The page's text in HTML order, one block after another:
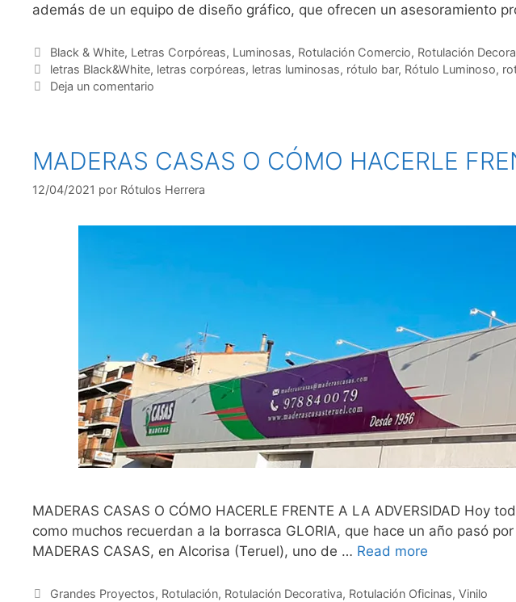
además de un equipo de diseño gráfico, que ofrecen un asesoramiento
Black & White, Letras Corpóreas, Luminosas, Rotulación Comercio, Rotulación
letras Black&White, letras corpóreas, letras luminosas, rótulo bar, Rótulo Luminoso,
Deja un comentario
MADERAS CASAS O CÓMO HACERLE
12/04/2021 por Rótulos Herrera
MADERAS CASAS O CÓMO HACERLE FRENTE A LA ADVERSIDAD
como muchos recuerdan a la borrasca GLORIA, que hace un año pasó
MADERAS CASAS, en Alcorisa (Teruel), uno de … Read more
Grandes Proyectos, Rotulación, Rotulación Decorativa, Rotulación Oficinas, Vinilo